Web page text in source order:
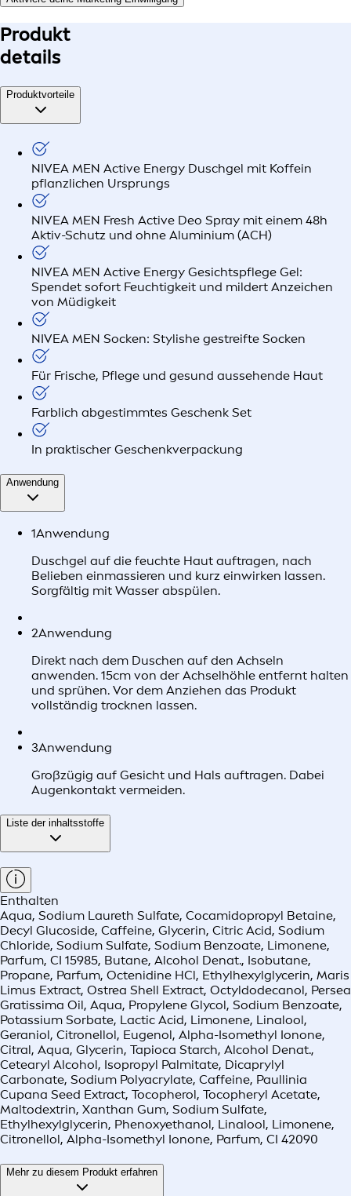
Produkt
details
Produktvorteile
NIVEA MEN Active Energy Duschgel mit Koffein
pflanzlichen Ursprungs
NIVEA MEN Fresh Active Deo Spray mit einem 48h
Aktiv-Schutz und ohne Aluminium (ACH)
NIVEA MEN Active Energy Gesichtspflege Gel:
Spendet sofort Feuchtigkeit und mildert Anzeichen
von Müdigkeit
NIVEA MEN Socken: Stylishe gestreifte Socken
Für Frische, Pflege und gesund aussehende Haut
Farblich abgestimmtes Geschenk Set
In praktischer Geschenkverpackung
Anwendung
1Anwendung
Duschgel auf die feuchte Haut auftragen, nach
Belieben einmassieren und kurz einwirken lassen.
Sorgfältig mit Wasser abspülen.
2Anwendung
Direkt nach dem Duschen auf den Achseln
anwenden. 15cm von der Achselhöhle entfernt halten
und sprühen. Vor dem Anziehen das Produkt
vollständig trocknen lassen.
3Anwendung
Großzügig auf Gesicht und Hals auftragen. Dabei
Augenkontakt vermeiden.
Liste der inhaltsstoffe
Enthalten
Aqua, Sodium Laureth Sulfate, Cocamidopropyl Betaine,
Decyl Glucoside, Caffeine, Glycerin, Citric Acid, Sodium
Chloride, Sodium Sulfate, Sodium Benzoate, Limonene,
Parfum, CI 15985, Butane, Alcohol Denat., Isobutane,
Propane, Parfum, Octenidine HCl, Ethylhexylglycerin, Maris
Limus Extract, Ostrea Shell Extract, Octyldodecanol, Persea
Gratissima Oil, Aqua, Propylene Glycol, Sodium Benzoate,
Potassium Sorbate, Lactic Acid, Limonene, Linalool,
Geraniol, Citronellol, Eugenol, Alpha-Isomethyl Ionone,
Citral, Aqua, Glycerin, Tapioca Starch, Alcohol Denat.,
Cetearyl Alcohol, Isopropyl Palmitate, Dicaprylyl
Carbonate, Sodium Polyacrylate, Caffeine, Paullinia
Cupana Seed Extract, Tocopherol, Tocopheryl Acetate,
Maltodextrin, Xanthan Gum, Sodium Sulfate,
Ethylhexylglycerin, Phenoxyethanol, Linalool, Limonene,
Citronellol, Alpha-Isomethyl Ionone, Parfum, CI 42090
Mehr zu diesem Produkt erfahren